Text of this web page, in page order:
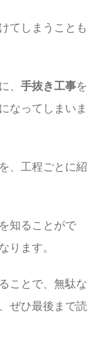
てしまうことも
手抜き工事を
なってしまいま
、工程ごとに紹
知ることがで
ります。
ことで、無駄な
ぜひ最後まで読